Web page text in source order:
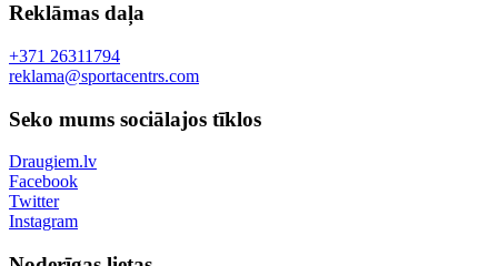
Reklāmas daļa
+371 26311794
reklama@sportacentrs.com
Seko mums sociālajos tīklos
Draugiem.lv
Facebook
Twitter
Instagram